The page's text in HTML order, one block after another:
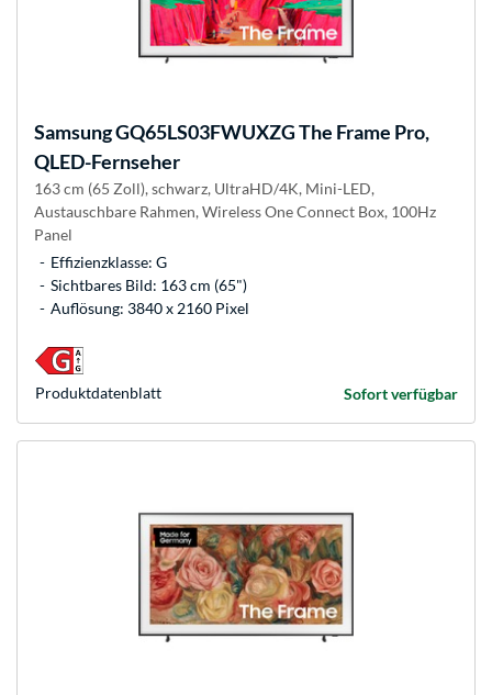
SamsungGQ65LS03FWUXZG The Frame Pro,
QLED-Fernseher
163 cm (65 Zoll), schwarz, UltraHD/4K, Mini-LED,
Austauschbare Rahmen, Wireless One Connect Box, 100Hz
Panel
Effizienzklasse: G
Sichtbares Bild: 163 cm (65")
Auflösung: 3840 x 2160 Pixel
Sofort verfügbar
Produkt­datenblatt